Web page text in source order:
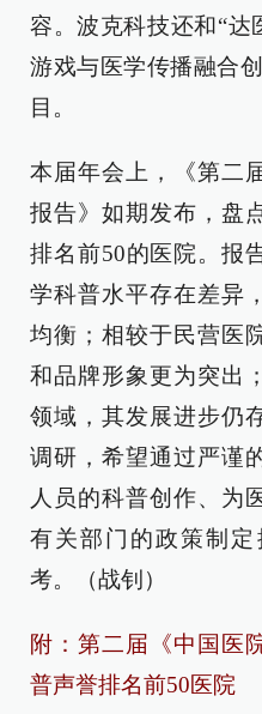
容。波克科技还和“达
游戏与医学传播融合
目。
本届年会上，《第二
报告》如期发布，盘
排名前50的医院。报
学科普水平存在差异
均衡；相较于民营医
和品牌形象更为突出
领域，其发展进步仍
调研，希望通过严谨
人员的科普创作、为
有关部门的政策制
考。（战钊）
附：第二届《中国医
普声誉排名前50医院